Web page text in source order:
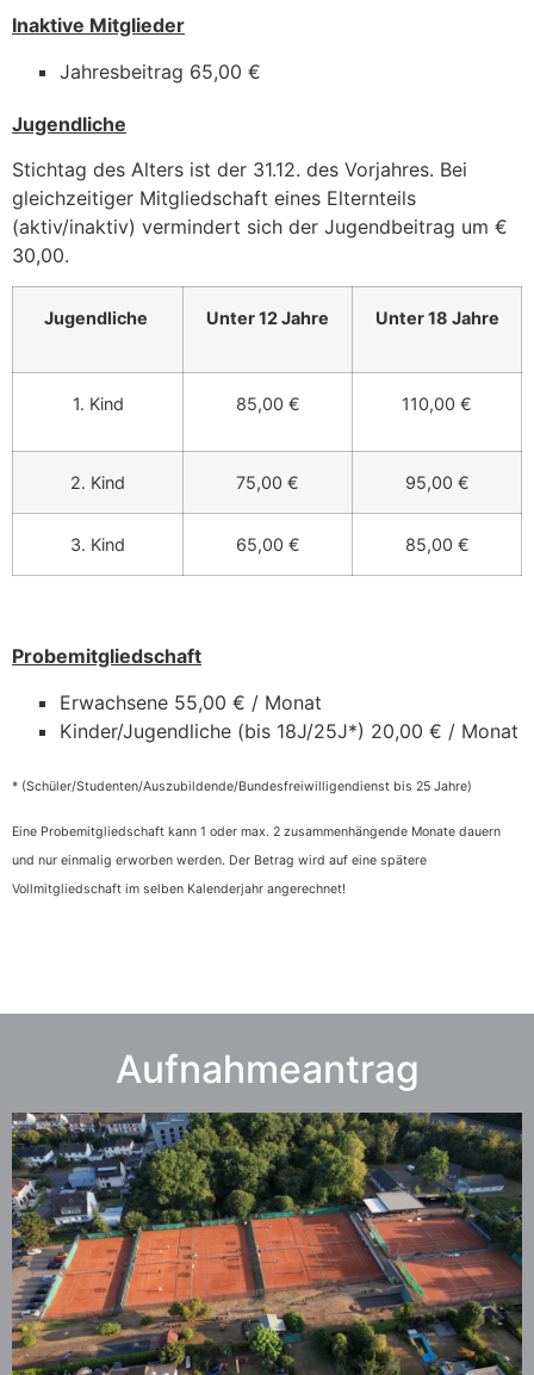
Inaktive Mitglieder
Jahresbeitrag 65,00 €
Jugendliche
Stichtag des Alters ist der 31.12. des Vorjahres. Bei
gleichzeitiger Mitgliedschaft eines Elternteils
(aktiv/inaktiv) vermindert sich der Jugendbeitrag um €
30,00.
Jugendliche Unter 12 Jahre Unter 18 Jahre
1. Kind 85,00 € 110,00 €
2. Kind 75,00 € 95,00 €
3. Kind 65,00 € 85,00 €
Probemitgliedschaft
Erwachsene 55,00 € / Monat
Kinder/Jugendliche (bis 18J/25J*) 20,00 € / Monat
* (Schüler/Studenten/Auszubildende/Bundesfreiwilligendienst bis 25 Jahre)
Eine Probemitgliedschaft kann 1 oder max. 2 zusammenhängende Monate dauern
und nur einmalig erworben werden. Der Betrag wird auf eine spätere
Vollmitgliedschaft im selben Kalenderjahr angerechnet!
Aufnahmeantrag